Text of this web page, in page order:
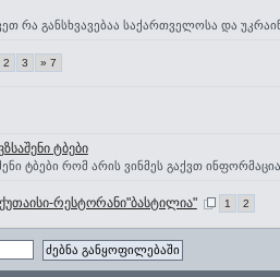
რა განსხვავებაა საქართველოსა და
2 3 » 7
ტბები
ტბები რომ არის ვინმეს გაქვთ ინფორმაცია
რესტორანი"ბასტილია" 1 2